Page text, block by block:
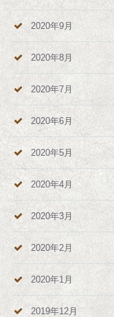
2020年9月
2020年8月
2020年7月
2020年6月
2020年5月
2020年4月
2020年3月
2020年2月
2020年1月
2019年12月